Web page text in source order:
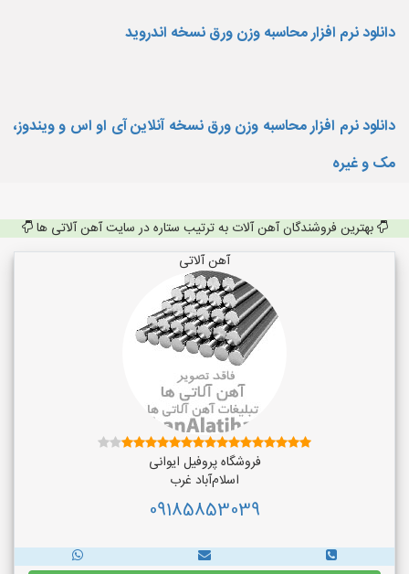
دانلود نرم افزار محاسبه وزن ورق نسخه اندروید
دانلود نرم افزار محاسبه وزن ورق نسخه آنلاین آی او اس و ویندوز،
مک و غیره
بهترین فروشندگان آهن آلات به ترتیب ستاره در سایت آهن آلاتی ها
آهن آلاتی
فروشگاه پروفیل ایوانی
اسلام‌آباد غرب
09185853039